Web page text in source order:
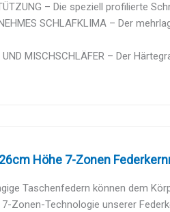
– Die speziell profilierte
SCHLAFKLIMA – Der
MISCHSCHLÄFER – Der
Höhe 7-Zonen
Taschenfedern können dem
7-Zonen-Technologie unserer